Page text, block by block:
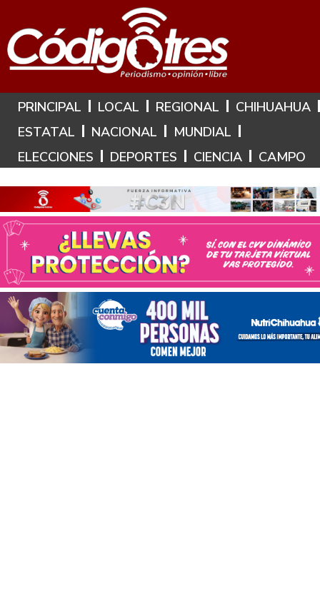
Hoy es: 6 de Agosto de 2026
PRINCIPAL LOCAL REGIONAL
CHIHUAHUA
ESTATAL
NACIONAL
MUNDIAL
ELECCIONES
DEPORTES CIENCIA CAMPO